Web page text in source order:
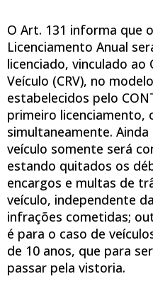
O Art. 131 informa que
Licenciamento Anual
licenciado, vinculado
Veículo (CRV), no
estabelecidos pelo
primeiro licenciamento,
simultaneamente.
veículo somente será
estando quitados os
encargos e multas de
veículo, independente
infrações cometidas;
é para o caso de
de 10 anos, que para
passar pela vistoria.